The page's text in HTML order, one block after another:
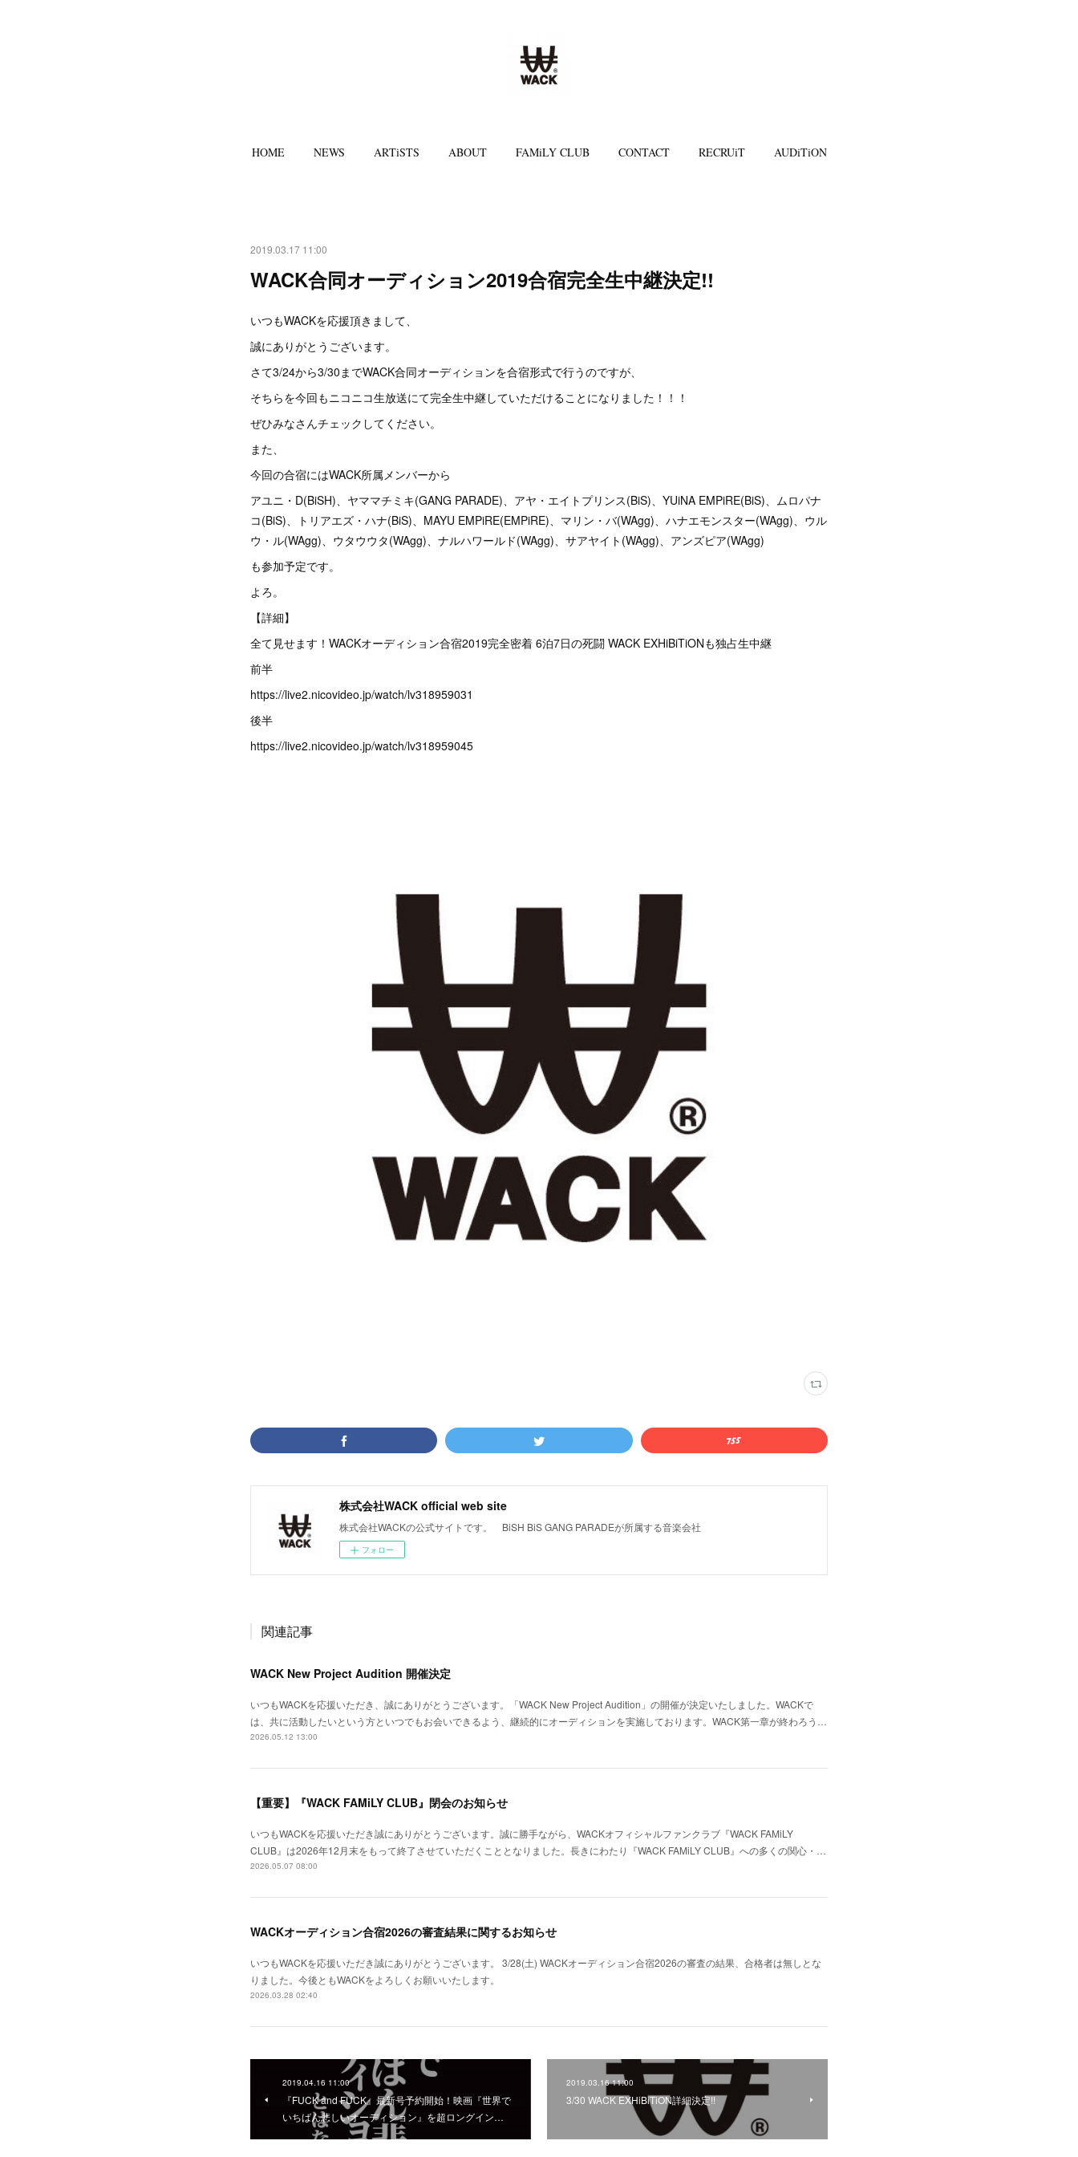
HOME NEWS ARTiSTS ABOUT FAMiLY CLUB CONTACT RECRUiT AUDiTiON
2019.03.17 11:00
WACK合同オーディション2019合宿完全生中継決定!!
いつもWACKを応援頂きまして、
誠にありがとうございます。
さて3/24から3/30までWACK合同オーディションを合宿形式で行うのですが、
そちらを今回もニコニコ生放送にて完全生中継していただけることになりました！！！
ぜひみなさんチェックしてください。
また、
今回の合宿にはWACK所属メンバーから
アユニ・D(BiSH)、ヤママチミキ(GANG PARADE)、アヤ・エイトプリンス(BiS)、YUiNA EMPiRE(BiS)、ムロパナ
コ(BiS)、トリアエズ・ハナ(BiS)、MAYU EMPiRE(EMPiRE)、マリン・バ(WAgg)、ハナエモンスター(WAgg)、ウル
ウ・ル(WAgg)、ウタウウタ(WAgg)、ナルハワールド(WAgg)、サアヤイト(WAgg)、アンズピア(WAgg)
も参加予定です。
よろ。
【詳細】
全て見せます！WACKオーディション合宿2019完全密着 6泊7日の死闘 WACK EXHiBiTiONも独占生中継
前半
https://live2.nicovideo.jp/watch/lv318959031
後半
https://live2.nicovideo.jp/watch/lv318959045
株式会社WACK official web site
株式会社WACKの公式サイトです。 BiSH BiS GANG PARADEが所属する音楽会社
フォロー
関連記事
WACK New Project Audition 開催決定
いつもWACKを応援いただき、誠にありがとうございます。「WACK New Project Audition」の開催が決定いたしました。WACKで
は、共に活動したいという方といつでもお会いできるよう、継続的にオーディションを実施しております。WACK第一章が終わろう…
2026.05.12 13:00
【重要】『WACK FAMiLY CLUB』閉会のお知らせ
いつもWACKを応援いただき誠にありがとうございます。誠に勝手ながら、WACKオフィシャルファンクラブ『WACK FAMiLY
CLUB』は2026年12月末をもって終了させていただくこととなりました。長きにわたり『WACK FAMiLY CLUB』への多くの関心・…
2026.05.07 08:00
WACKオーディション合宿2026の審査結果に関するお知らせ
いつもWACKを応援いただき誠にありがとうございます。 3/28(土) WACKオーディション合宿2026の審査の結果、合格者は無しとな
りました。今後ともWACKをよろしくお願いいたします。
2026.03.28 02:40
2019.04.16 11:00
『FUCK and FUCK』最新号予約開始！映画『世界で
いちばん悲しいオーディション』を超ロングイン…
2019.03.16 11:00
3/30 WACK EXHiBiTiON詳細決定!!